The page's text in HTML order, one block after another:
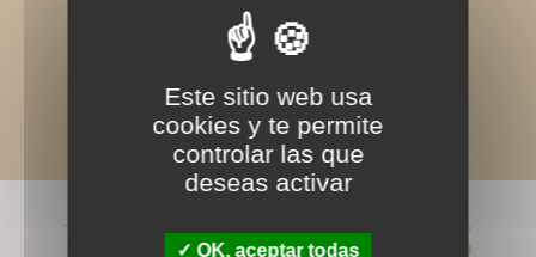
LIVRES ASSOCIÉS
Este sitio web usa
cookies y te permite
controlar las que
deseas activar
OK, aceptar todas